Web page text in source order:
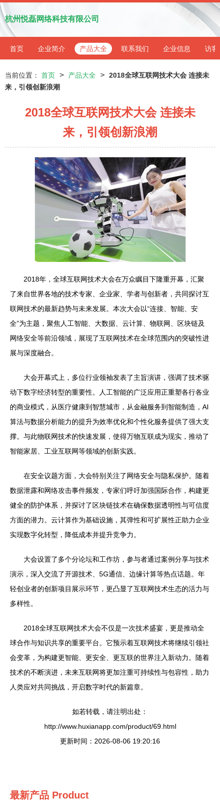
杭州悦磊网络科技有限公司
首页 企业简介 产品大全 联系我们 企业信息 访客
当前位置： 首页 > 产品大全 > 2018全球互联网技术大会 连接未
来，引领创新浪潮
2018全球互联网技术大会 连接未
来，引领创新浪潮
2018年，全球互联网技术大会在万众瞩目下隆重开幕，汇聚
了来自世界各地的技术专家、企业家、学者与创新者，共同探讨互
联网技术的最新趋势与未来发展。本次大会以“连接、智能、安
全”为主题，聚焦人工智能、大数据、云计算、物联网、区块链及
网络安全等前沿领域，展现了互联网技术在全球范围内的突破性进
展与深度融合。
大会开幕式上，多位行业领袖发表了主旨演讲，强调了技术驱
动下数字经济转型的重要性。人工智能的广泛应用正重塑各行各业
的商业模式，从医疗健康到智慧城市，从金融服务到智能制造，AI
算法与数据分析能力的提升为效率优化和个性化服务提供了强大支
撑。与此物联网技术的快速发展，使得万物互联成为现实，推动了
智能家居、工业互联网等领域的创新实践。
在安全议题方面，大会特别关注了网络安全与隐私保护。随着
数据泄露和网络攻击事件频发，专家们呼吁加强国际合作，构建更
健全的防护体系，并探讨了区块链技术在确保数据透明性与可信度
方面的潜力。云计算作为基础设施，其弹性和可扩展性正助力企业
实现数字化转型，降低成本并提升竞争力。
大会设置了多个分论坛和工作坊，参与者通过案例分享与技术
演示，深入交流了开源技术、5G通信、边缘计算等热点话题。年
轻创业者的创新项目展示环节，更凸显了互联网技术生态的活力与
多样性。
2018全球互联网技术大会不仅是一次技术盛宴，更是推动全
球合作与知识共享的重要平台。它预示着互联网技术将继续引领社
会变革，为构建更智能、更安全、更互联的世界注入新动力。随着
技术的不断演进，未来互联网将更加注重可持续性与包容性，助力
人类应对共同挑战，开启数字时代的新篇章。
如若转载，请注明出处：
http://www.huxianapp.com/product/69.html
更新时间：2026-08-06 19:20:16
最新产品 Product